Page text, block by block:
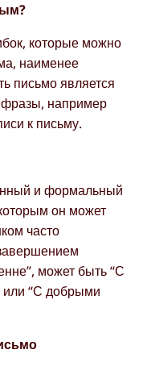
которые можно
наименее
письмо является
например
к письму.
и формальный
он может
часто
может быть “С
или “С добрыми